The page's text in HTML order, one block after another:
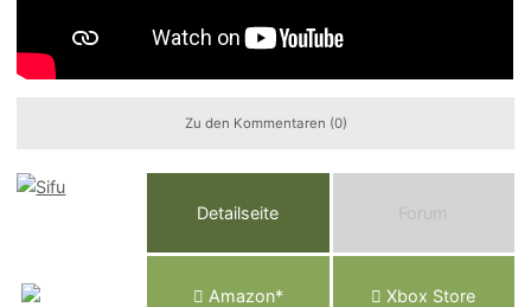
Zu den Kommentaren (0)
Detailseite Forum
Amazon* Xbox Store